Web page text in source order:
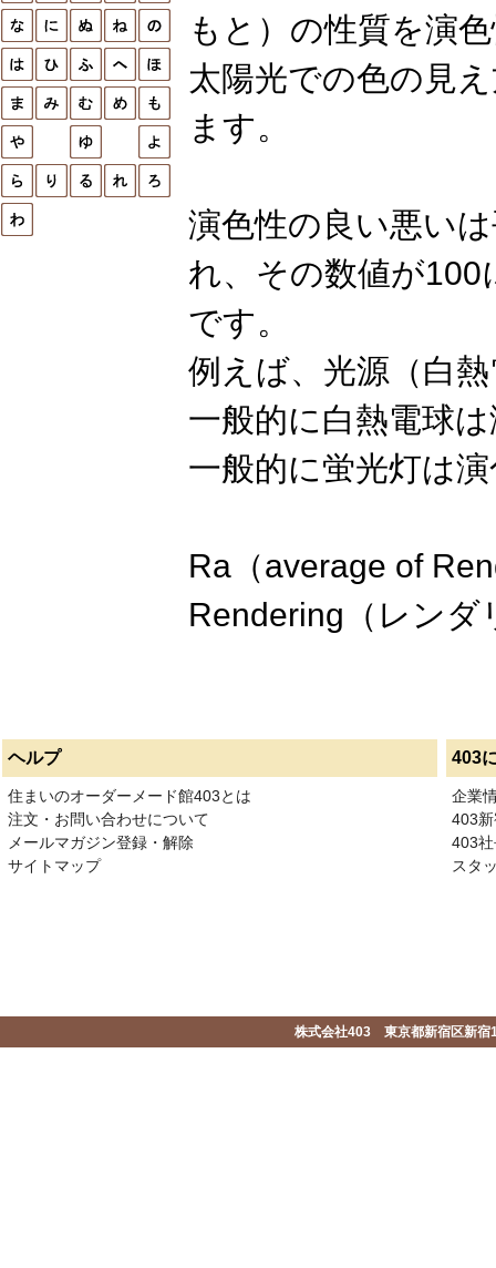
もと）の性質を演
太陽光での色の見
ます。
演色性の良い悪い
れ、その数値が
です。
例えば、光源（白
一般的に白熱電球
一般的に蛍光灯は
Ra（average of
Rendering（レンダ
ヘルプ 403
住まいのオーダーメード館403とは
注文・お問い合わせについて
メールマガジン登録・解除
サイトマップ
企業
403
403
スタ
株式会社403 東京都新宿区新